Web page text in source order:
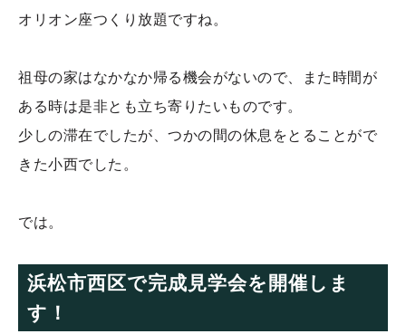
オリオン座つくり放題ですね。
祖母の家はなかなか帰る機会がないので、また時間が
ある時は是非とも立ち寄りたいものです。
少しの滞在でしたが、つかの間の休息をとることがで
きた小西でした。
では。
浜松市西区で完成見学会を開催しま
す！